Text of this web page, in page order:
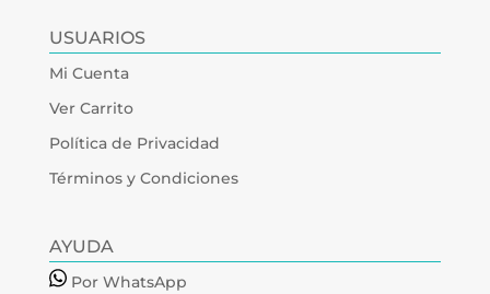
USUARIOS
Mi Cuenta
Ver Carrito
Política de Privacidad
Términos y Condiciones
AYUDA
Por WhatsApp